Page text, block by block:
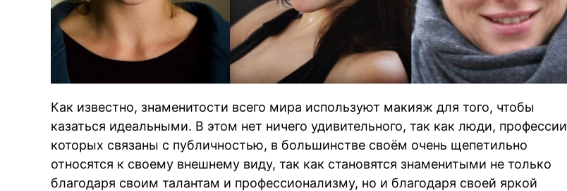
Как известно, знаменитости всего мира используют макияж для того, чтобы
казаться идеальными. В этом нет ничего удивительного, так как люди, профессии
которых связаны с публичностью, в большинстве своём очень щепетильно
относятся к своему внешнему виду, так как становятся знаменитыми не только
благодаря своим талантам и профессионализму, но и благодаря своей яркой